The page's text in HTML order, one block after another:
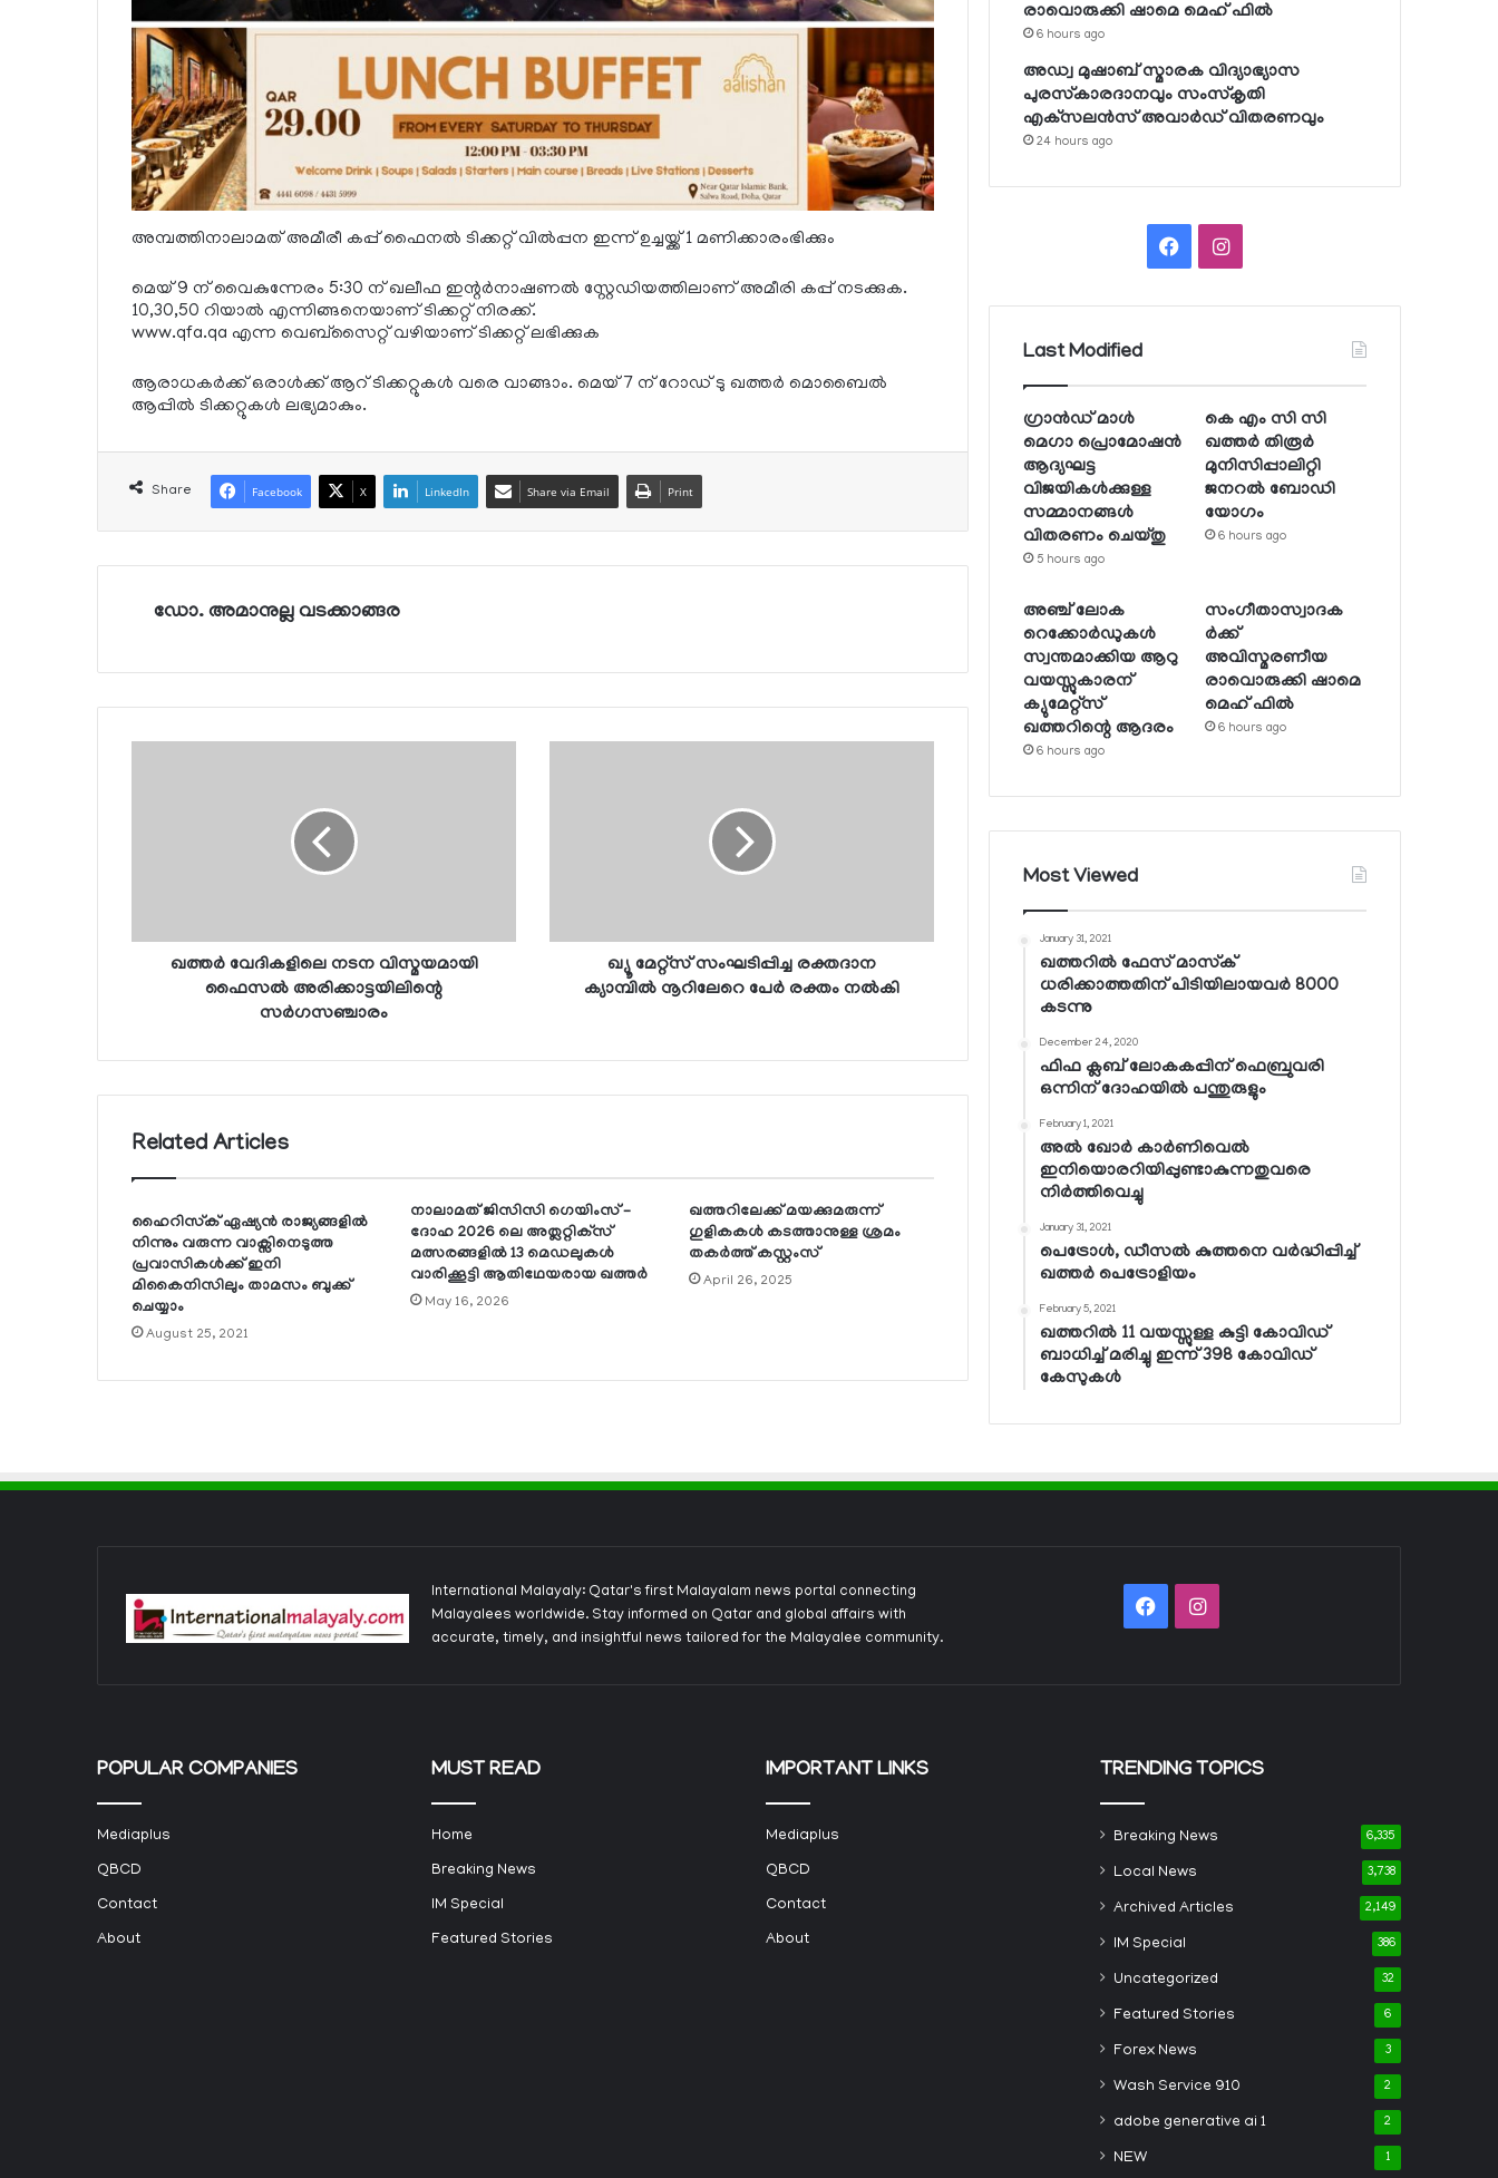
അമ്പത്തിനാലാമത് അമീരീ കപ്പ് ഫൈനല്‍ ടിക്കറ്റ് വില്‍പ്പന ഇന്ന് ഉച്ചയ്ക്ക് 1 മണിക്കാരംഭിക്കും
മെയ് 9 ന് വൈകുന്നേരം 5:30 ന് ഖലീഫ ഇന്റര്‍നാഷണല്‍ സ്റ്റേഡിയത്തിലാണ് അമീരി കപ്പ് നടക്കുക.
10,30,50 റിയാല്‍ എന്നിങ്ങനെയാണ് ടിക്കറ്റ് നിരക്ക്.
www.qfa.qa എന്ന വെബ്‌സൈറ്റ് വഴിയാണ് ടിക്കറ്റ് ലഭിക്കുക
ആരാധകര്‍ക്ക് ഒരാള്‍ക്ക് ആറ് ടിക്കറ്റുകള്‍ വരെ വാങ്ങാം. മെയ് 7 ന് റോഡ് ടു ഖത്തര്‍ മൊബൈല്‍
ആപ്പില്‍ ടിക്കറ്റുകള്‍ ലഭ്യമാകും.
Share Facebook X LinkedIn Share via Email Print
ഡോ. അമാനുല്ല വടക്കാങ്ങര
ഖത്തര്‍ വേദികളിലെ നടന വിസ്മയമായി
ഫൈസല്‍ അരിക്കാട്ടയിലിന്റെ
സര്‍ഗസഞ്ചാരം
ഖ്യൂ മേറ്റ്‌സ് സംഘടിപ്പിച്ച രക്തദാന
ക്യാമ്പില്‍ നൂറിലേറെ പേര്‍ രക്തം നല്‍കി
Related Articles
ഹൈറിസ്‌ക് ഏഷ്യന്‍ രാജ്യങ്ങളില്‍
നിന്നും വരുന്ന വാക്സിനെടുത്ത
പ്രവാസികള്‍ക്ക് ഇനി
മികൈനിസിലും താമസം ബുക്ക്
ചെയ്യാം
August 25, 2021
നാലാമത് ജിസിസി ഗെയിംസ് –
ദോഹ 2026 ലെ അത്ലറ്റിക്‌സ്
മത്സരങ്ങളില്‍ 13 മെഡലുകള്‍
വാരിക്കൂട്ടി ആതിഥേയരായ ഖത്തര്‍
May 16, 2026
ഖത്തറിലേക്ക് മയക്കുമരുന്ന്
ഗുളികകള്‍ കടത്താനുള്ള ശ്രമം
തകര്‍ത്ത് കസ്റ്റംസ്
April 26, 2025
രാവൊരുക്കി ഷാമെ മെഹ് ഫില്‍
6 hours ago
അഡ്വ മുഷാബ് സ്മാരക വിദ്യാഭ്യാസ
പുരസ്‌കാരദാനവും സംസ്‌കൃതി
എക്‌സലന്‍സ് അവാര്‍ഡ് വിതരണവും
24 hours ago
FacebookInstagram
Last Modified
ഗ്രാന്‍ഡ് മാള്‍
മെഗാ പ്രൊമോഷന്‍
ആദ്യഘട്ട
വിജയികള്‍ക്കുള്ള
സമ്മാനങ്ങള്‍
വിതരണം ചെയ്തു
5 hours ago
കെ എം സി സി
ഖത്തര്‍ തിരൂര്‍
മുനിസിപ്പാലിറ്റി
ജനറല്‍ ബോഡി
യോഗം
6 hours ago
അഞ്ച് ലോക
റെക്കോര്‍ഡുകള്‍
സ്വന്തമാക്കിയ ആറു
വയസ്സുകാരന്
ക്യുമേറ്റ്‌സ്
ഖത്തറിന്റെ ആദരം
6 hours ago
സംഗീതാസ്വാദക
ര്‍ക്ക്
അവിസ്മരണീയ
രാവൊരുക്കി ഷാമെ
മെഹ് ഫില്‍
6 hours ago
Most Viewed
January 31, 2021
ഖത്തറില്‍ ഫേസ് മാസ്‌ക്
ധരിക്കാത്തതിന് പിടിയിലായവര്‍ 8000
കടന്നു
December 24, 2020
ഫിഫ ക്ലബ് ലോകകപ്പിന് ഫെബ്രുവരി
ഒന്നിന് ദോഹയില്‍ പന്തുരുളും
February 1, 2021
അല്‍ ഖോര്‍ കാര്‍ണിവെല്‍
ഇനിയൊരറിയിപ്പുണ്ടാകുന്നതുവരെ
നിര്‍ത്തിവെച്ചു
January 31, 2021
പെട്രോള്‍, ഡീസല്‍ കുത്തനെ വര്‍ദ്ധിപ്പിച്ച്
ഖത്തര്‍ പെട്രോളിയം
February 5, 2021
ഖത്തറില്‍ 11 വയസ്സുള്ള കുട്ടി കോവിഡ്
ബാധിച്ച് മരിച്ചു ഇന്ന് 398 കോവിഡ്
കേസുകള്‍
International Malayaly: Qatar's first Malayalam news portal connecting
Malayalees worldwide. Stay informed on Qatar and global affairs with
accurate, timely, and insightful news tailored for the Malayalee community.
FacebookInstagram
POPULAR COMPANIES
Mediaplus
QBCD
Contact
About
MUST READ
Home
Breaking News
IM Special
Featured Stories
IMPORTANT LINKS
Mediaplus
QBCD
Contact
About
TRENDING TOPICS
Breaking News 6,335
Local News 3,738
Archived Articles 2,149
IM Special 386
Uncategorized 32
Featured Stories 6
Forex News 3
Wash Service 910 2
adobe generative ai 1 2
NEW 1